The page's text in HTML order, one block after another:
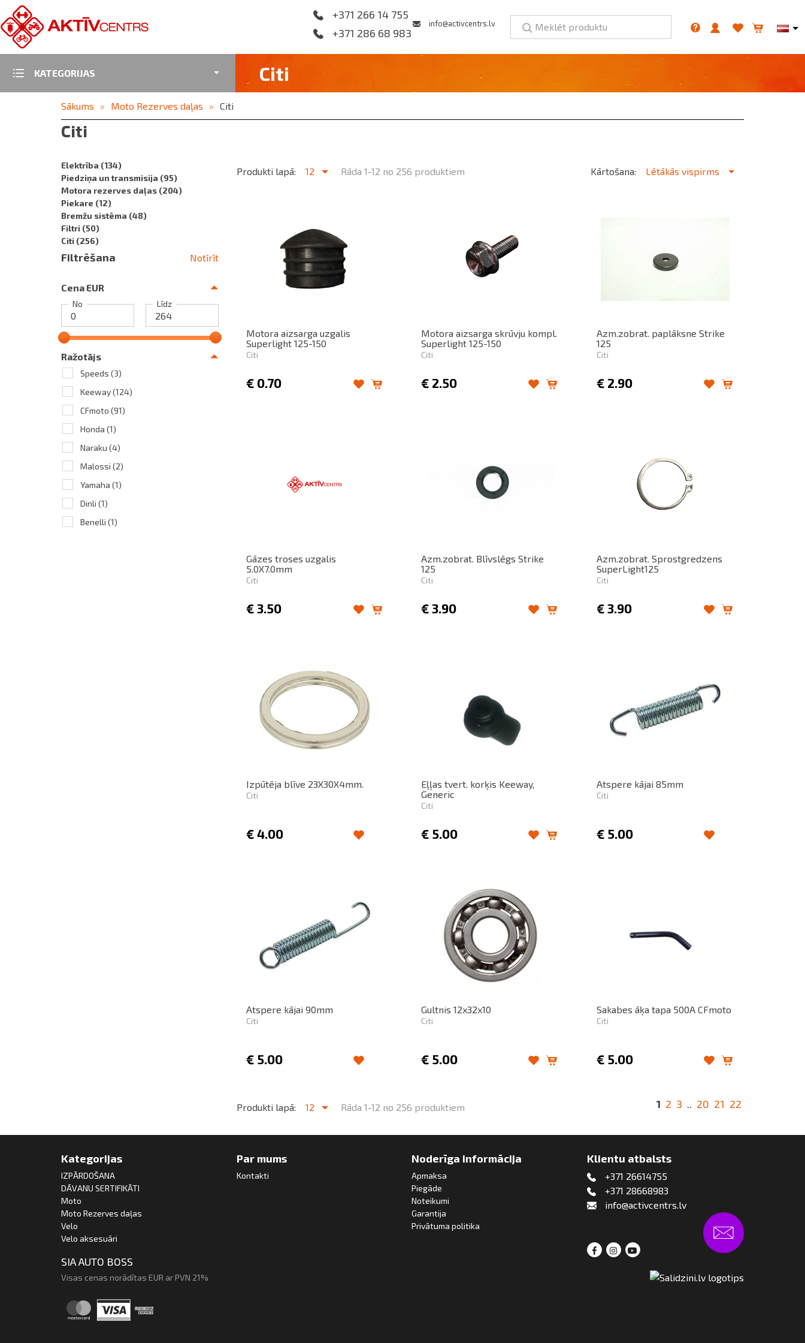
+371 266 14 755
info@activcentrs.lv
+371 286 68 983 Meklēt produktu
KATEGORIJAS Citi
Sākums Moto Rezerves daļas Citi
Citi
Elektrība (134)
Piedziņa un transmisija (95)
Motora rezerves daļas (204)
Piekare (12)
Bremžu sistēma (48)
Filtri (50)
Citi (256)
Filtrēšana Notīrīt
Cena EUR
No Līdz
Ražotājs
Speeds (3)
Keeway(124)
CFmoto (91)
Honda (1)
Naraku (4)
Malossi (2)
Yamaha (1)
Dinli (1)
Benelli (1)
Produkti lapā: 12 Rāda 1-12 no 256 produktiem Kārtošana: Lētākās vispirms
Motora aizsarga uzgalis
Superlight 125-150
Citi
€ 0.70
Motora aizsarga skrūvju kompl.
Superlight 125-150
Citi
€ 2.50
Azm.zobrat. paplāksne Strike
125
Citi
€ 2.90
Gāzes troses uzgalis
5.0X7.0mm
Citi
€ 3.50
Azm.zobrat. Blīvslēgs Strike
125
Citi
€3.90
Azm.zobrat. Sprostgredzens
SuperLight125
Citi
€ 3.90
Izpūtēja blīve 23X30X4mm.
Citi
€ 4.00
Eļļas tvert. korķis Keeway,
Generic
Citi
€ 5.00
Atspere kājai 85mm
Citi
€ 5.00
Atspere kājai 90mm
Citi
€ 5.00
Gultnis 12x32x10
Citi
€ 5.00
Sakabes āķa tapa 500A CFmoto
Citi
€ 5.00
Produkti lapā: 12 Rāda 1-12 no 256 produktiem 1 2 3 .. 20 21 22
Kategorijas
IZPĀRDOŠANA
DĀVANU SERTIFIKĀTI
Moto
Moto Rezerves daļas
Velo
Velo aksesuāri
SIA AUTO BOSS
Visas cenas norādītas EUR ar PVN 21%
Par mums
Kontakti
Noderīga informācija
Apmaksa
Piegāde
Noteikumi
Garantija
Privātuma politika
Klientu atbalsts
+371 26614755
+371 28668983
info@activcentrs.lv